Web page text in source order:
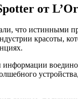
от
что истинными
красоты,
информации